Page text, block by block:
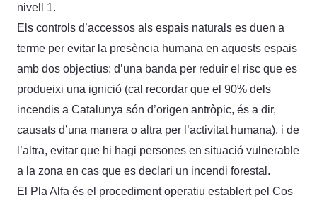
nivell 1.
Els controls d’accessos als espais naturals es duen a
terme per evitar la presència humana en aquests espais
amb dos objectius: d’una banda per reduir el risc que es
produeixi una ignició (cal recordar que el 90% dels
incendis a Catalunya són d’origen antròpic, és a dir,
causats d’una manera o altra per l’activitat humana), i de
l’altra, evitar que hi hagi persones en situació vulnerable
a la zona en cas que es declari un incendi forestal.
El Pla Alfa és el procediment operatiu establert pel Cos